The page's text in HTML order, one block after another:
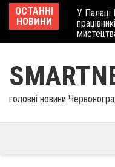
Skip
content
ОСТАННІ
НОВИНИ
У Палаці
головні новини